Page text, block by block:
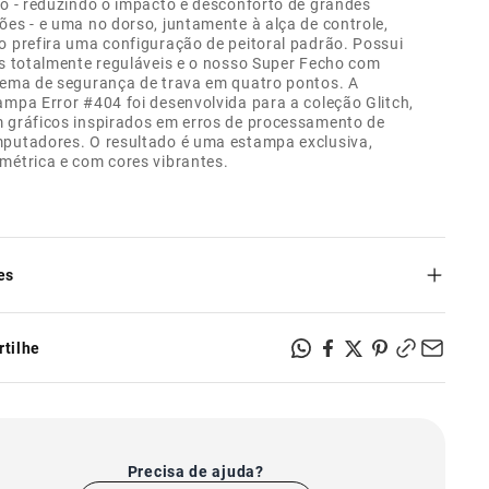
- e uma no dorso, juntamente à alça de controle,
prefira uma configuração de peitoral padrão. Possui
totalmente reguláveis e o nosso Super Fecho com
de segurança de trava em quatro pontos. A
Error #404 foi desenvolvida para a coleção Glitch,
gráficos inspirados em erros de processamento de
O resultado é uma estampa exclusiva,
e com cores vibrantes.
de argola: no peito e no dorso;
controle forrada com neoprene super confortável;
ajustável;
Precisa de ajuda?